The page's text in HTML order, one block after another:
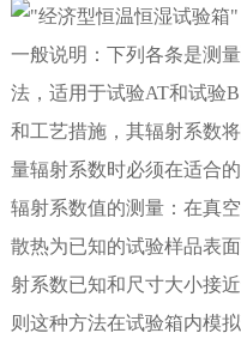
一般说明：下列各条是测
法，适用于试验AT和试验
和工艺措施，其辐射系数
量辐射系数时必须在适合
辐射系数值的测量：在真
散热为已知的试验样品表
射系数已知和尺寸大小接
则这种方法在试验箱内模